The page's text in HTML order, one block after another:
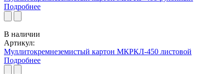
Подробнее
В наличии
Артикул:
Муллитокремнеземистый картон МКРКЛ-450 листовой
Подробнее